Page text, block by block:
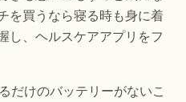
を買うなら寝る時も身に着
し、ヘルスケアアプリをフ
だけのバッテリーがないこ